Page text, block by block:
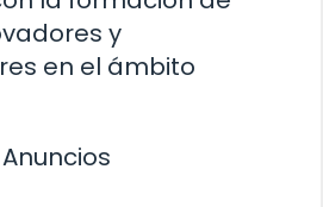
y
en el ámbito
Anuncios